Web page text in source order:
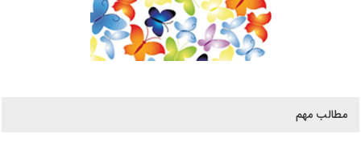
مطالب مهم